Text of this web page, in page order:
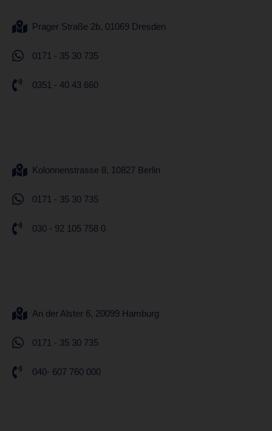
Prager Straße 2b, 01069 Dresden
0171 - 35 30 735
0351 - 40 43 660
Kolonnenstrasse 8, 10827 Berlin
0171 - 35 30 735
030 - 92 105 758 0
An der Alster 6, 20099 Hamburg
0171 - 35 30 735
040- 607 760 000